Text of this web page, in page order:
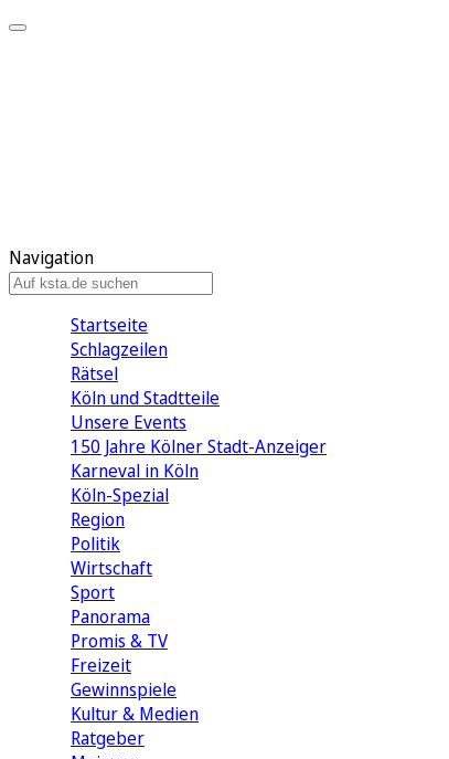
Navigation
Startseite
Schlagzeilen
Rätsel
Köln und Stadtteile
Unsere Events
150 Jahre Kölner Stadt-Anzeiger
Karneval in Köln
Köln-Spezial
Region
Politik
Wirtschaft
Sport
Panorama
Promis & TV
Freizeit
Gewinnspiele
Kultur & Medien
Ratgeber